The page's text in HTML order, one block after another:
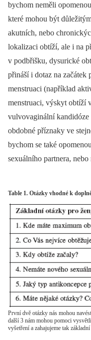
bychom neměli
které mohou být
akutních, nebo
lokalizaci obtíží, ale i na
v podbřišku, dysurické
přináší i dotaz na začátek
menstruaci (například
menstruaci, výskyt obtíží
vulvovaginální kandidóze
obdobné příznaky ve
bychom se také
sexuálního partnera,
Table 1. Otázky vhodné k
První dvě otázky nás mohou
další 3 nám mohou pomoci
vyšetření a zahajujeme tak